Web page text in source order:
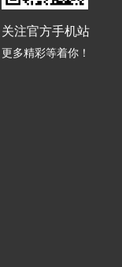
关注官方手机站
更多精彩等着你！